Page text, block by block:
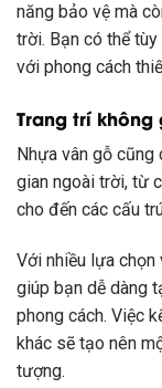
năng bảo vệ mà
trời. Bạn có thể
với phong cách
Trang trí
Nhựa vân gỗ
gian ngoài trời, từ
cho đến các cấu
Với nhiều lựa chọn
giúp bạn dễ dàng
phong cách. Việc
khác sẽ tạo nên
tượng.